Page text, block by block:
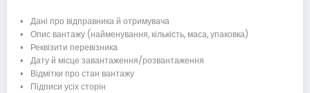
Дані про відправника й отримувача
Опис вантажу (найменування, кількість, маса, упаковка)
Реквізити перевізника
Дату й місце завантаження/розвантаження
Відмітки про стан вантажу
Підписи усіх сторін